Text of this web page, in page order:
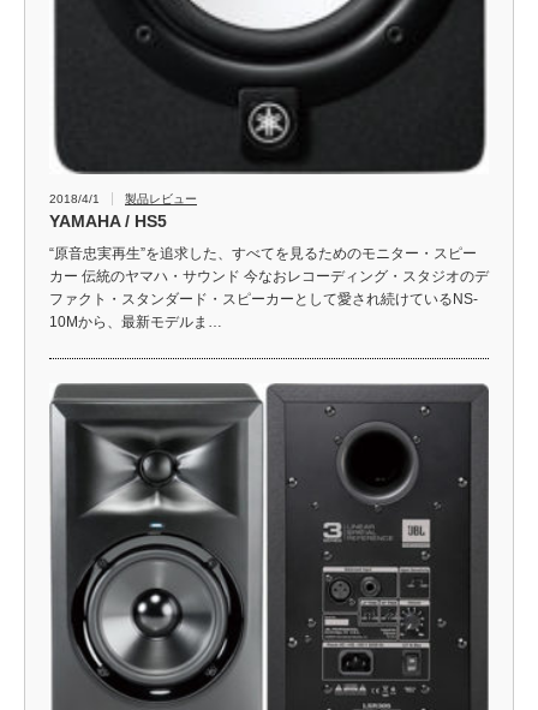
2018/4/1 製品レビュー
YAMAHA / HS5
“原音忠実再生”を追求した、すべてを見るためのモニター・スピー
カー 伝統のヤマハ・サウンド 今なおレコーディング・スタジオのデ
ファクト・スタンダード・スピーカーとして愛され続けているNS-
10Mから、最新モデルま…